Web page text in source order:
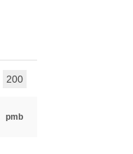
200
pmb